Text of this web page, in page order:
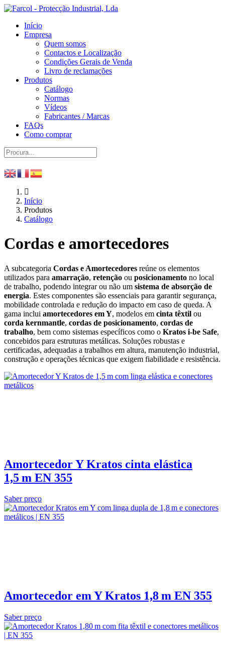
Início
Empresa
Quem somos
Contactos e Localização
Condições Gerais de Venda
Livro de reclamações
Produtos
Catálogo
Normas
Vídeos
Fabricantes / Marcas
FAQs
Como comprar
Início
Produtos
Catálogo
Cordas e amortecedores
A subcategoria Cordas e Amortecedores reúne os elementos
utilizados para amarração, retenção ou posicionamento no local
de trabalho, podendo integrar ou não um sistema de absorção de
energia. Estes componentes são essenciais para garantir segurança,
mobilidade controlada e redução do impacto em caso de queda. A
gama inclui amortecedores em Y, modelos em cinta têxtil ou
corda kernmantle, cordas de posicionamento, cordas de
trabalho, bem como sistemas específicos como o Kratos i‑be Safe,
concebidos para estruturas metálicas. Soluções robustas e
certificadas, adequadas a trabalhos em altura, manutenção industrial,
construção e operações técnicas que exigem fiabilidade e resistência.
Amortecedor Y Kratos cinta elástica
1,5 m EN 355
Saber preço
Amortecedor em Y Kratos 1,8 m EN 355
Saber preço